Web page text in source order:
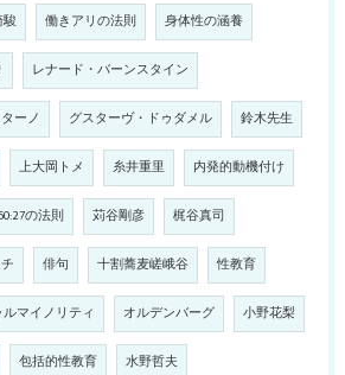
駿 働きアリの法則 身体性の涵養
レナード・バーンスタイン
ーノ グスターヴ・ドゥダメル 鈴木先生
上大岡トメ 糸井重里 内発的動機付け
の法則 苅谷剛彦 梶谷真司
俳句 十割蕎麦嵯峨谷 性教育
マイノリティ オルデンバーグ 小野花梨
包括的性教育 水野哲夫